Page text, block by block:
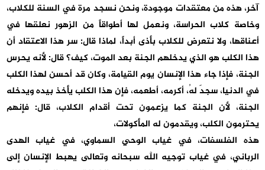
آخر، هذه من معتقدات موجودة، ونحن نسجد مرة في السنة للكلاب،
وخاصة كلاب الحراسة، ونعمل لها أطواقاً من الزهور نعلقها في
أعناقها، ولا نتعرض للكلاب بأذى أبداً، لماذا قال: سر هذا الاعتقاد أن
هذا الكلب هو الذي يدخلهم الجنة بعد الموت، كيف؟ قال: لأنه يحرس
الجنة، فإذا جاء هذا الإنسان يوم القيامة، وكان قد أحسن لهذا الكلب
في الدنيا، سجدَ لهُ، أكرمه، أطعمه، فإن هذا الكلب يأخذ بيده ويدخله
الجنة، لأن الجنة كما يزعمون تحت أقدام الكلاب، قال: فإنهم
يحترمون الكلب، ويقدمون له المأكولات،
هذه الفلسفات، في غياب الوحي السماوي، في غياب الهدى
الرباني، في غياب توجيه الله سبحانه وتعالى يهبط الإنسان إلى